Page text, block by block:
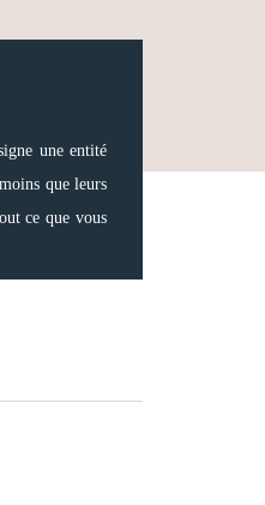
une entité
que leurs
ce que vous